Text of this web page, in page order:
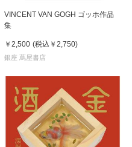
VINCENT VAN GOGH ゴッホ作品
集
￥2,500 (税込 ￥2,750)
銀座 蔦屋書店